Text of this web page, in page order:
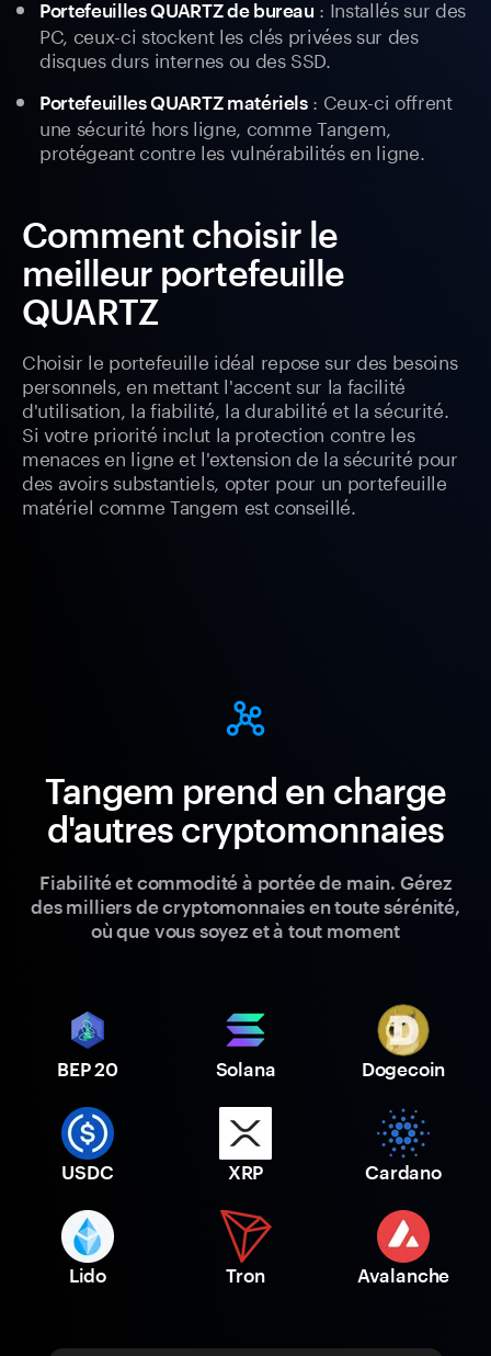
Portefeuilles QUARTZ de bureau : Installés sur des
PC, ceux-ci stockent les clés privées sur des
disques durs internes ou des SSD.
Portefeuilles QUARTZ matériels: Ceux-ci offrent
une sécurité hors ligne, comme Tangem,
protégeant contre les vulnérabilités en ligne.
Comment choisir le
meilleur portefeuille
QUARTZ
Choisir le portefeuille idéal repose sur des besoins
personnels, en mettant l'accent sur la facilité
d'utilisation, la fiabilité, la durabilité et la sécurité.
Si votre priorité inclut la protection contre les
menaces en ligne et l'extension de la sécurité pour
des avoirs substantiels, opter pour un portefeuille
matériel comme Tangem est conseillé.
Tangem prend en charge
d'autres cryptomonnaies
Fiabilité et commodité à portée de main. Gérez
des milliers de cryptomonnaies en toute sérénité,
où que vous soyez et à tout moment
BEP 20 Solana Dogecoin
USDC XRP Cardano
Lido Tron Avalanche